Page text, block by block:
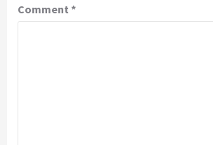
Comment *